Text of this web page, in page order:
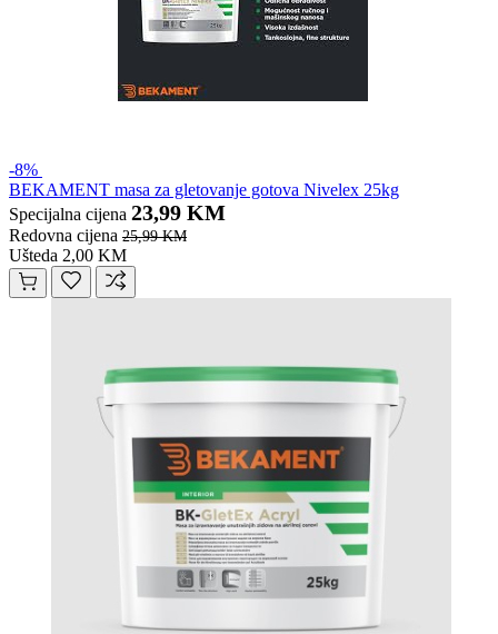
-8%
BEKAMENT masa za gletovanje gotova Nivelex 25kg
Specijalna cijena 23,99 KM
Redovna cijena 25,99 KM
Ušteda 2,00 KM